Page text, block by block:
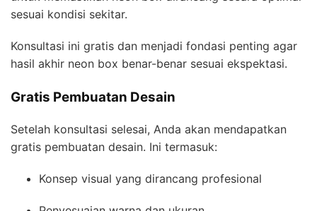
sesuai kondisi sekitar.
Konsultasi ini gratis dan menjadi fondasi penting agar
hasil akhir neon box benar-benar sesuai ekspektasi.
Gratis Pembuatan Desain
Setelah konsultasi selesai, Anda akan mendapatkan
gratis pembuatan desain. Ini termasuk:
Konsep visual yang dirancang profesional